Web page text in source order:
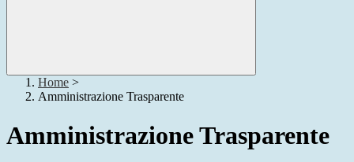
Home >
Amministrazione Trasparente
Amministrazione Trasparente